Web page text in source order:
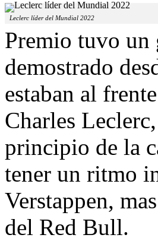
Leclerc líder del Mundial 2022
Premio tuvo un
demostrado
estaban al
Charles
principio de la
tener un ritmo
Verstappen,
del Red Bull.